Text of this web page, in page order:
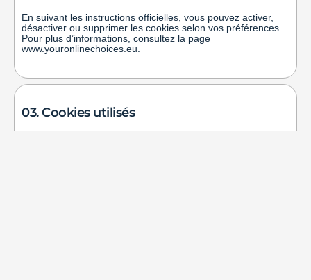
En suivant les instructions officielles, vous pouvez activer,
désactiver ou supprimer les cookies selon vos préférences.
Pour plus d’informations, consultez la page
www.youronlinechoices.eu
03. Cookies utilisés